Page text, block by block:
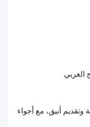
الغربي
أنيق، مع أجواء